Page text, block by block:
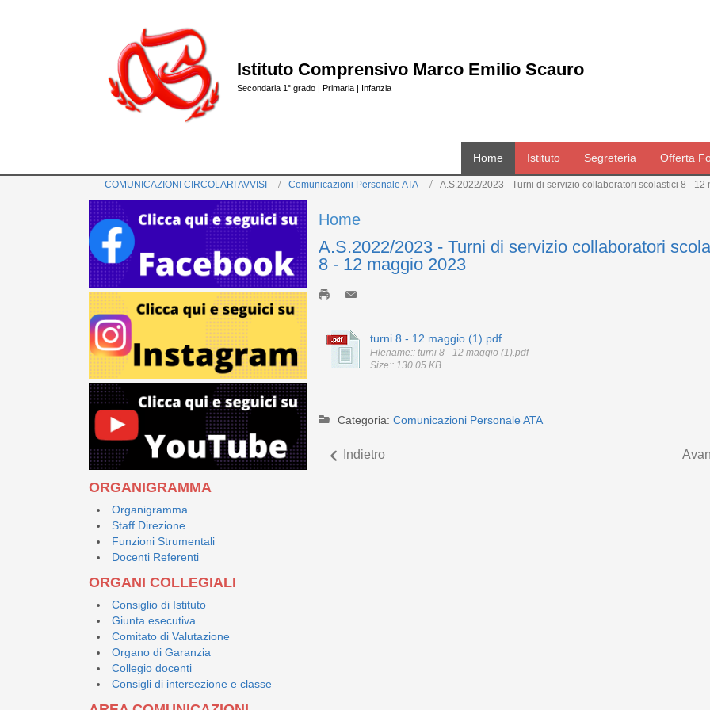
Istituto Comprensivo Marco Emilio Scauro
Secondaria 1° grado | Primaria | Infanzia
Home Istituto Segreteria Offerta
COMUNICAZIONI CIRCOLARI AVVISI Comunicazioni Personale ATA A.S.2022/2023 - Turni di servizio collaboratori scolastici 8 - 12
ORGANIGRAMMA
Organigramma
Staff Direzione
Funzioni Strumentali
Docenti Referenti
ORGANI COLLEGIALI
Consiglio di Istituto
Giunta esecutiva
Comitato di Valutazione
Organo di Garanzia
Collegio docenti
Consigli di intersezione e classe
Home
A.S.2022/2023 - Turni di servizio collaboratori
8 - 12 maggio 2023
turni 8 - 12 maggio (1).pdf
Filename:: turni 8 - 12 maggio (1).pdf
Size:: 130.05 KB
Categoria: Comunicazioni Personale ATA
Indietro